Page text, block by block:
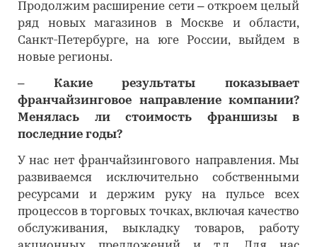
Продолжим расширение сети – откроем целый
ряд новых магазинов в Москве и области,
Санкт-Петербурге, на юге России, выйдем в
новые регионы.
– Какие результаты показывает
франчайзинговое направление компании?
Менялась ли стоимость франшизы в
последние годы?
У нас нет франчайзингового направления. Мы
развиваемся исключительно собственными
ресурсами и держим руку на пульсе всех
процессов в торговых точках, включая качество
обслуживания, выкладку товаров, работу